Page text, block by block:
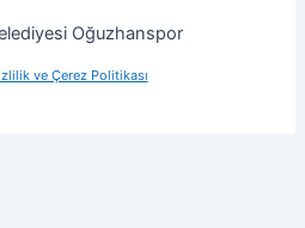
Oğuzhanspor
ve Çerez Politikası